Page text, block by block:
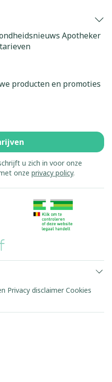
Apotheker
producten en promoties
u zich in voor onze
onze privacy policy.
Privacy disclaimer Cookies